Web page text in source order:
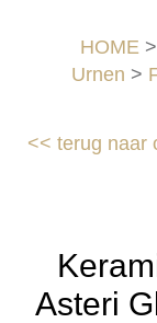
HOME >
Urnen >
<<terug naar
Asteri